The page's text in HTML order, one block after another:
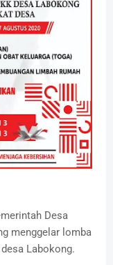
Desa
menggelar lomba
Labokong.